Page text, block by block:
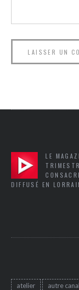
LE
DIFFUSÉ EN
atelier autre canal